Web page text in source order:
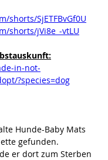
shorts/SjETFBvGf0U
shorts/jVi8e_-vtLU
in-not-
?species=dog
Hunde-Baby Mats
gefunden.
er dort zum Sterben